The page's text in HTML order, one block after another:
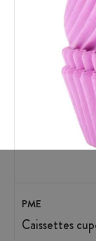
PME
Caissettes